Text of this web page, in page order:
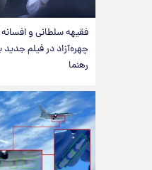
فقیهه سلطانی و افسانه
چهره‌آزاد در فیلم جدید
رهنما